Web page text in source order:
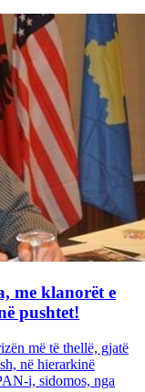
me klanorët e
pushtet!
më të thellë, gjatë
në hierarkinë
i, sidomos, nga